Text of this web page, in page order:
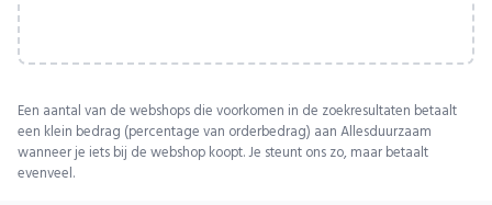
Een aantal van de webshops die voorkomen in de zoekresultaten betaalt
een klein bedrag (percentage van orderbedrag) aan Allesduurzaam
wanneer je iets bij de webshop koopt. Je steunt ons zo, maar betaalt
evenveel.